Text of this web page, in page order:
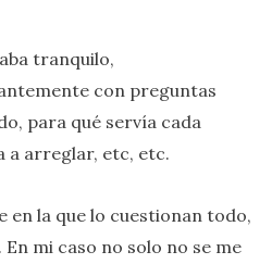
tranquilo,
con preguntas
para qué servía cada
a arreglar, etc, etc.
en la que lo cuestionan todo,
mi caso no solo no se me